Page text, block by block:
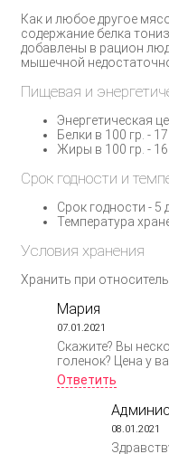
Как и любое другое
содержание белка
добавлены в рацион
мышечной
Пищевая и
Энергетическая
Белки в 100 гр. - 17
Жиры в 100 гр. - 16
Срок годности и
Срок годности - 5
Температура
Условия хранения
Хранить при
Мария
07.01.2021
Скажите? Вы
голенок? Цена у
Ответить
08.01.2021